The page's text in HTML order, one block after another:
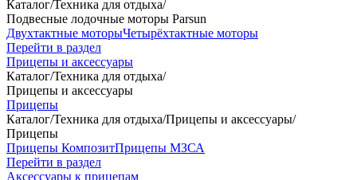
Каталог/Техника для отдыха/
Подвесные лодочные моторы Parsun
Двухтактные моторыЧетырёхтактные моторы
Перейти в раздел
Прицепы и аксессуары
Каталог/Техника для отдыха/
Прицепы и аксессуары
Прицепы
Каталог/Техника для отдыха/Прицепы и аксессуары/
Прицепы
Прицепы КомпозитПрицепы МЗСА
Перейти в раздел
Аксессуары к прицепам